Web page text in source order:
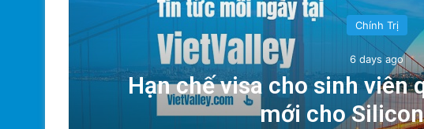
Chính Trị
6 days ago
Hạn chế visa cho sinh viên
mới cho